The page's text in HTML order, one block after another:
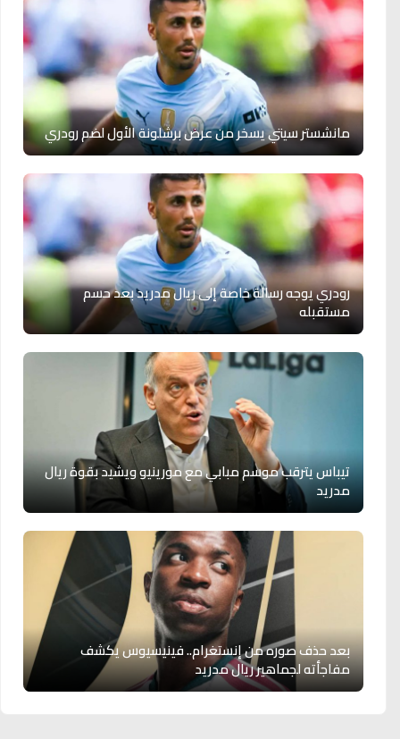
مانشستر سيتي يسخر من عرض برشلونة الأول لضم رودري
رودري يوجه رسالة خاصة إلى ريال مدريد بعد حسم
مستقبله
تيباس يترقب موسم مبابي مع مورينيو ويشيد بقوة ريال
مدريد
بعد حذف صوره من إنستغرام.. فينيسيوس يكشف
مفاجأته لجماهير ريال مدريد